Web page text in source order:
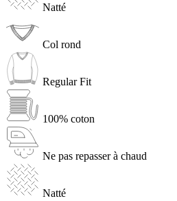
Natté
Col rond
Regular Fit
100% coton
Ne pas repasser à chaud
Natté